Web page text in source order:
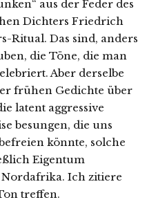
aus der Feder des
Dichters Friedrich
Ritual. Das sind, anders
die Töne, die man
Aber derselbe
frühen Gedichte über
latent aggressive
besungen, die uns
könnte, solche
Eigentum
Ich zitiere
treffen.